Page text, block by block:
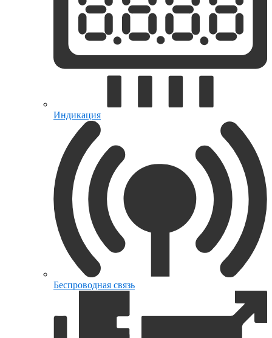
Индикация
Беспроводная связь